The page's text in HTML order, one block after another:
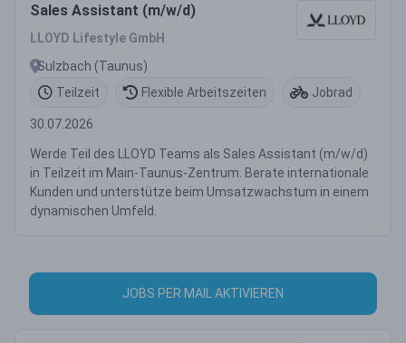
Sales Assistant (m/w/d)
LLOYD Lifestyle GmbH
Sulzbach (Taunus)
Teilzeit
Flexible Arbeitszeiten Jobrad
30.07.2026
Werde Teil des LLOYD Teams als Sales Assistant (m/w/d)
in Teilzeit im Main-Taunus-Zentrum. Berate internationale
Kunden und unterstütze beim Umsatzwachstum in einem
dynamischen Umfeld.
JOBS PER MAIL AKTIVIEREN